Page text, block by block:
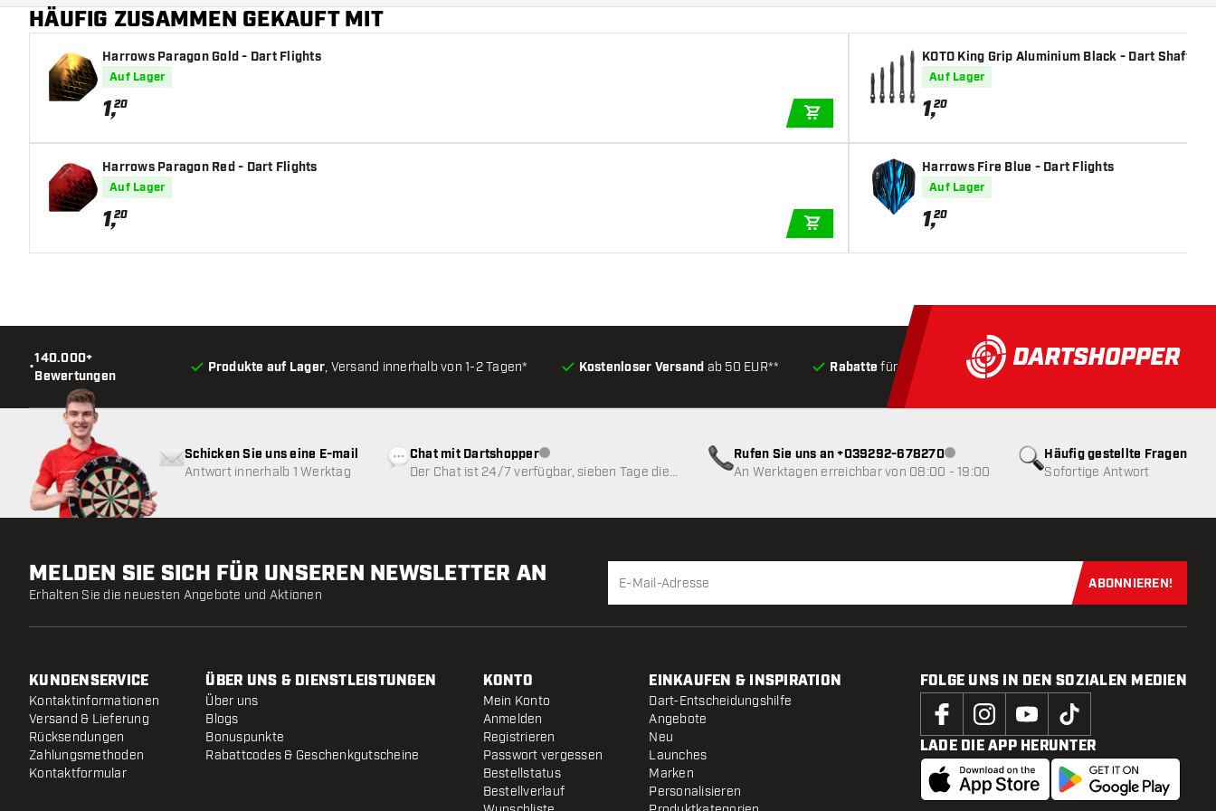
HÄUFIG ZUSAMMEN GEKAUFT MIT
Harrows Paragon Gold - Dart Flights
Auf Lager
1,20
IN DEN WARENKORB
Harrows Paragon Red - Dart Flights
Auf Lager
1,20
IN DEN WARENKORB
KOTO King Grip Aluminium Black - Dart Shafts
Auf Lager
1,20
Harrows Fire Blue - Dart Flights
Auf Lager
1,20
•
140.000+
Bewertungen
Produkte auf Lager, Versand innerhalb von 1-2 Tagen* Kostenloser Versand ab 50 EUR** Rabatte für Kunden Produkte auf Lager, Versand
Häufig gestellte Fragen
Sofortige Antwort
Schicken Sie uns eine E-mail
Antwort innerhalb 1 Werktag
Chat mit DartshopperKundenservice nicht verfügbar
Der Chat ist 24/7 verfügbar, sieben Tage die
Rufen Sie uns an +039292-678270Kundenservice nicht verfügbar
An Werktagen erreichbar von 08:00 - 19:00
MELDEN SIE SICH FÜR UNSEREN NEWSLETTER AN
Erhalten Sie die neuesten Angebote und Aktionen
Jetzt für
ABONNIEREN!
KUNDENSERVICE
Kontaktinformationen
Versand & Lieferung
Rücksendungen
Zahlungsmethoden
Kontaktformular
ÜBER UNS & DIENSTLEISTUNGEN
Über uns
Blogs
Bonuspunkte
Rabattcodes & Geschenkgutscheine
KONTO
Mein Konto
Anmelden
Registrieren
Passwort vergessen
Bestellstatus
Bestellverlauf
EINKAUFEN & INSPIRATION
Dart-Entscheidungshilfe
Angebote
Neu
Launches
Marken
Personalisieren
FOLGE UNS IN DEN SOZIALEN MEDIEN
LADE DIE APP HERUNTER